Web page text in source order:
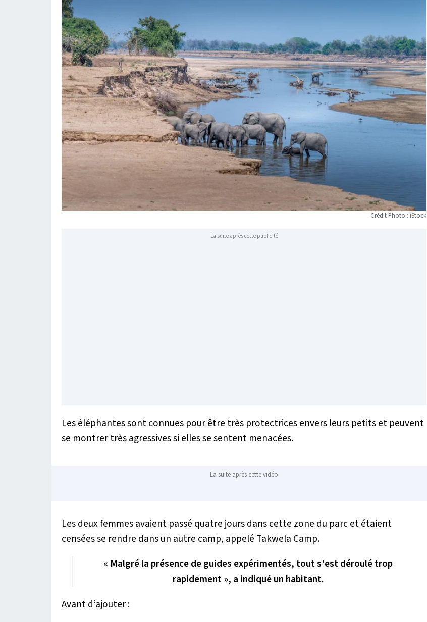
Crédit Photo : iStock
La suite après cette publicité
Les éléphantes sont connues pour être très protectrices envers leurs petits et peuvent
se montrer très agressives si elles se sentent menacées.
La suite après cette vidéo
Les deux femmes avaient passé quatre jours dans cette zone du parc et étaient
censées se rendre dans un autre camp, appelé Takwela Camp.
« Malgré la présence de guides expérimentés, tout s'est déroulé trop
rapidement », a indiqué un habitant.
Avant d’ajouter :